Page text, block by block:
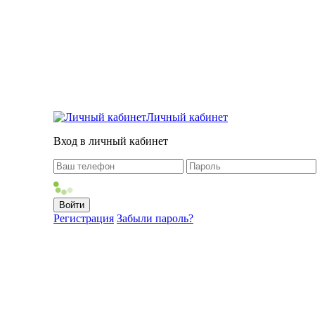
Личный кабинет
Вход в личный кабинет
Регистрация Забыли пароль?